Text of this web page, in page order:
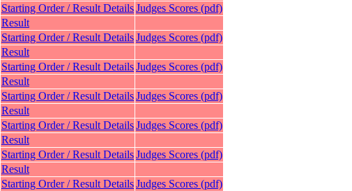
Starting Order / Result DetailsJudges Scores (pdf)
Result
Starting Order / Result DetailsJudges Scores (pdf)
Result
Starting Order / Result DetailsJudges Scores (pdf)
Result
Starting Order / Result DetailsJudges Scores (pdf)
Result
Starting Order / Result DetailsJudges Scores (pdf)
Result
Starting Order / Result DetailsJudges Scores (pdf)
Result
Starting Order / Result DetailsJudges Scores (pdf)